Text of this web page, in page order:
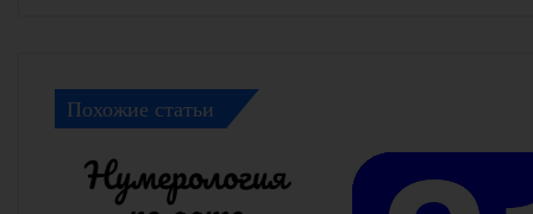
Похожие статьи